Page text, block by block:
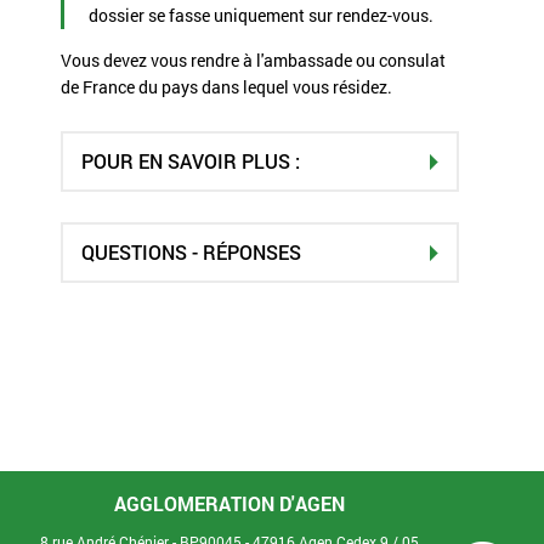
dossier se fasse uniquement sur rendez-vous.
Vous devez vous rendre à l'ambassade ou consulat
de France du pays dans lequel vous résidez.
POUR EN SAVOIR PLUS :
QUESTIONS - RÉPONSES
AGGLOMERATION D'AGEN